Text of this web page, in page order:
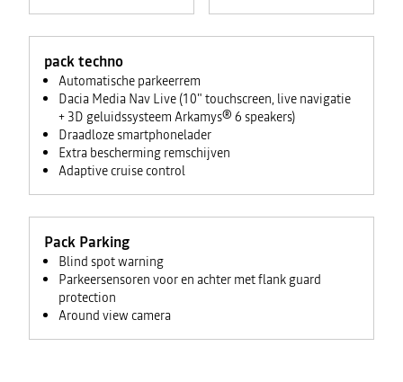
pack techno
Automatische parkeerrem
Dacia Media Nav Live (10" touchscreen, live navigatie
+ 3D geluidssysteem Arkamys® 6 speakers)
Draadloze smartphonelader
Extra bescherming remschijven
Adaptive cruise control
Pack Parking
Blind spot warning
Parkeersensoren voor en achter met flank guard
protection
Around view camera